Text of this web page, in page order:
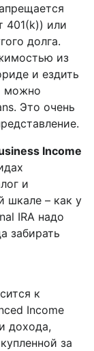
401(k)) или
долга.
из
и ездить
можно
Это очень
Income
и
шкале – как у
IRA надо
забирать
к
Income
дохода,
за